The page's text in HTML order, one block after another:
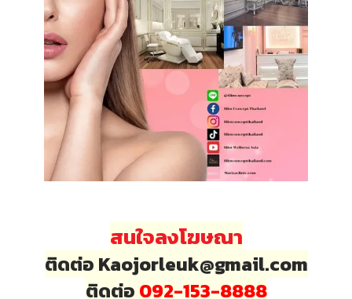
สนใจลงโฆษณา
ติดต่อ Kaojorleuk@gmail.com
ติดต่อ 092-153-8888